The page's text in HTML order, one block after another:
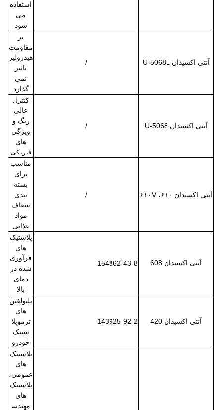
استفاده
می
شود
آنتی اکسیدان U-5068L /
بر
مقاومت
هیدرولیز
تاثیر
نمی
گذارد
آنتی اکسیدان U-5068 /
کنترل
عالی
رنگ و
ویژگی
های
فیزیکی
آنتی اکسیدان ۶۱۰، ۶۱۰V /
مناسب
برای
بسته
بندی
شفاف
مواد
غذایی
آنتی اکسیدان 608 154862-43-8
پلاستیک
های
فرآوری
شده در
دمای
بالا
آنتی اکسیدان 420 143925-92-2
پلیولفین
های
ترموپلا
ستیک
خودرو
پلاستیک
های
عمومی،
پلاستیک
های
مهندس